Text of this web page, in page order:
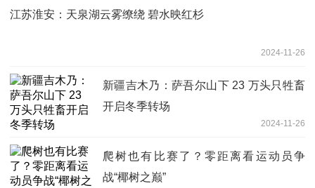
江苏淮安：天泉湖云雾缭绕 碧水映红杉
2024-11-26
新疆吉木乃：萨吾尔山下 23 万头只牲畜
开启冬季转场
2024-11-26
爬树也有比赛了？零距离看运动员争
战“椰树之巅”